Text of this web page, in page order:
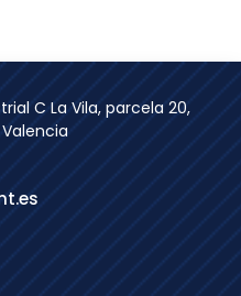
C La Vila, parcela 20,